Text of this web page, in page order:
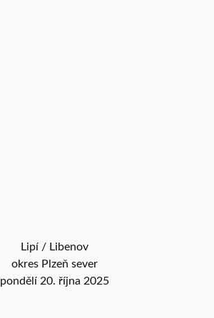
Lipí / Libenov
okres Plzeň sever
pondělí 20. října 2025